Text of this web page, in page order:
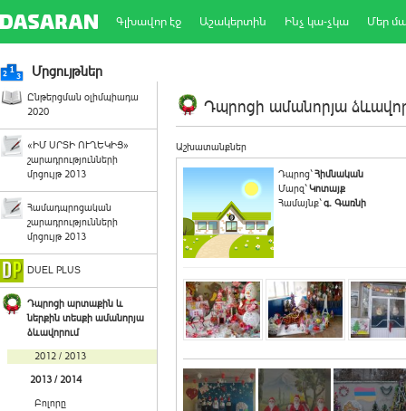
Գլխավոր էջ Աշակերտին Ինչ կա-չկա Մեր
Մրցույթներ
Ընթերցման օլիմպիադա
2020
«ԻՄ ՍՐՏԻ ՈՒՂԵԿԻՑ»
շարադրությունների
մրցույթ 2013
Համադպրոցական
շարադրությունների
մրցույթ 2013
DUEL PLUS
Դպրոցի արտաքին և
ներքին տեսքի ամանորյա
ձևավորում
2012 / 2013
2013 / 2014
Բոլորը
Դպրոցի ամանորյա
Աշխատանքներ
Դպրոց`Հիմնական
Մարզ`Կոտայք
Համայնք`գ. Գառնի